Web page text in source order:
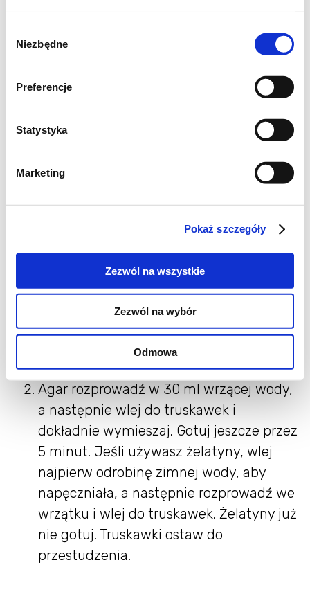
zgody
Niezbędne
Preferencje
Statystyka
Marketing
Pokaż szczegóły
Zezwól na wszystkie
Zezwól na wybór
Odmowa
pokrytej od spodu papierem do
pieczenia.
Biszkopt piecz przez 35-40 minut w
patyczka. Ostudź powoli w piekarniku,
Wystudzony biszkopt oddziel od formy
delikatnie nożem, wyjmij i pokrój na 4
blaty.
Konfitura truskawkowa
Truskawki umyj, osusz i obierz z szypułek.
Wstaw je do rondelka, delikatnie rozgnieć
i wsyp cukier. Gotuj na małym ogniu
przez około 30 minut, często mieszając,
aż powstanie gęsty dżem.
Agar rozprowadź w 30 ml wrzącej wody,
a następnie wlej do truskawek i
dokładnie wymieszaj. Gotuj jeszcze przez
5 minut. Jeśli używasz żelatyny, wlej
najpierw odrobinę zimnej wody, aby
napęczniała, a następnie rozprowadź we
wrzątku i wlej do truskawek. Żelatyny już
nie gotuj. Truskawki ostaw do
przestudzenia.